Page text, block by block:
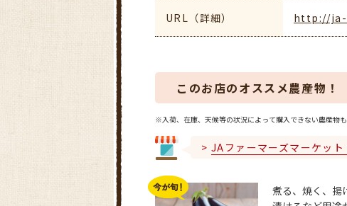
URL（詳細） http://ja-
このお店のオススメ農産物！
※入荷、在庫、天候等の状況によって購入できない農産物も
JAファーマーズマーケッ
煮る、焼く、揚